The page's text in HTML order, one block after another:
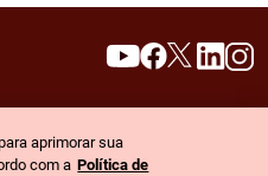
search
aprimorar sua
com a Política de